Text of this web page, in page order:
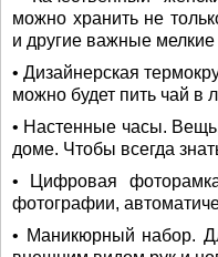
можно хранить не
и другие важные
• Дизайнерская
можно будет пить чай
• Настенные часы.
доме. Чтобы всегда
• Цифровая
фотографии,
• Маникюрный набор.